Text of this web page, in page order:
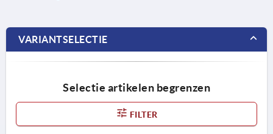
VARIANTSELECTIE
Selectie artikelen begrenzen
FILTER